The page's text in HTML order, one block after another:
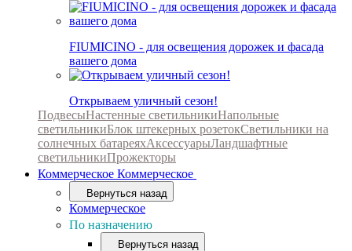
FIUMICINO - для освещения дорожек и фасада
вашего дома
Открываем уличный сезон!
ПодвесыНастенные светильникиНапольные
светильникиБлок штекерных розетокСветильники на
солнечных батареяхАксессуарыЛандшафтные
светильникиПрожекторы
Коммерческое Коммерческое
Вернуться назад
Коммерческое
По назначению
Вернуться назад